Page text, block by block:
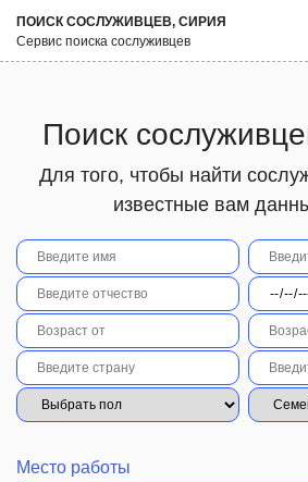
ПОИСК СОСЛУЖИВЦЕВ, СИРИЯ
Сервис поиска сослуживцев
Поиск
Для того, чтобы найти
известные вам
Место работы